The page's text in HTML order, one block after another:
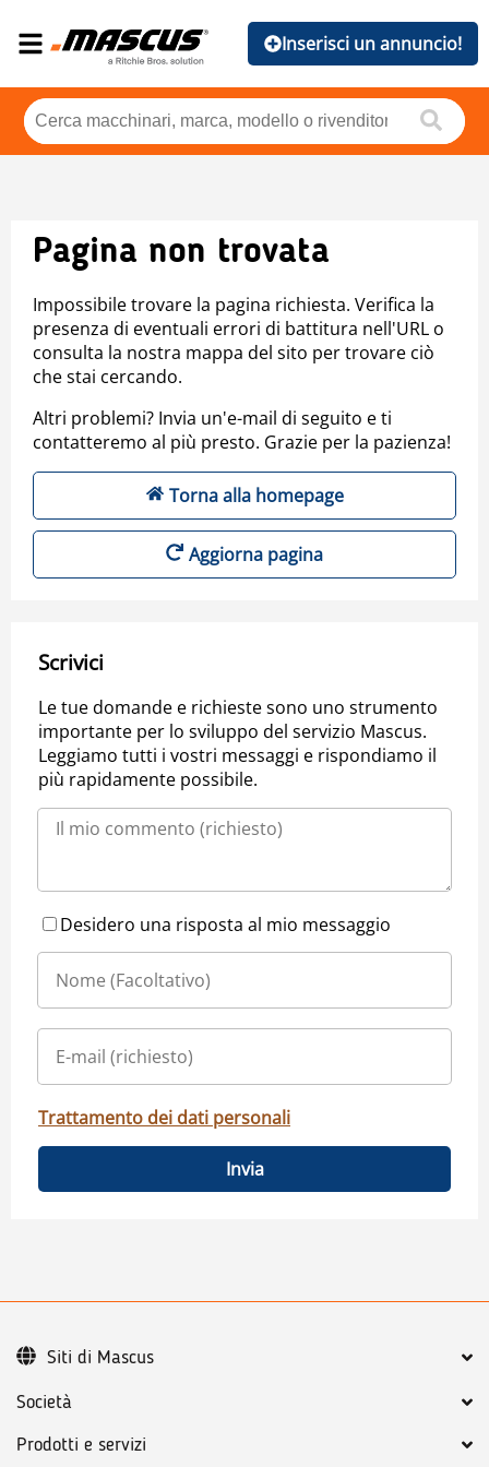
Inserisci un annuncio!
Pagina non trovata
Impossibile trovare la pagina richiesta. Verifica la
presenza di eventuali errori di battitura nell'URL o
consulta la nostra mappa del sito per trovare ciò
che stai cercando.
Altri problemi? Invia un'e-mail di seguito e ti
contatteremo al più presto. Grazie per la pazienza!
Torna alla homepage
Aggiorna pagina
Scrivici
Le tue domande e richieste sono uno strumento
importante per lo sviluppo del servizio Mascus.
Leggiamo tutti i vostri messaggi e rispondiamo il
più rapidamente possibile.
Desidero una risposta al mio messaggio
Trattamento dei dati personali
Invia
Società
Prodotti e servizi
Siti di Mascus